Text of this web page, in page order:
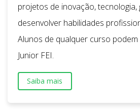
projetos de inovação, tecnologia,
desenvolver habilidades
Alunos de qualquer curso
Junior FEI.
Saiba mais